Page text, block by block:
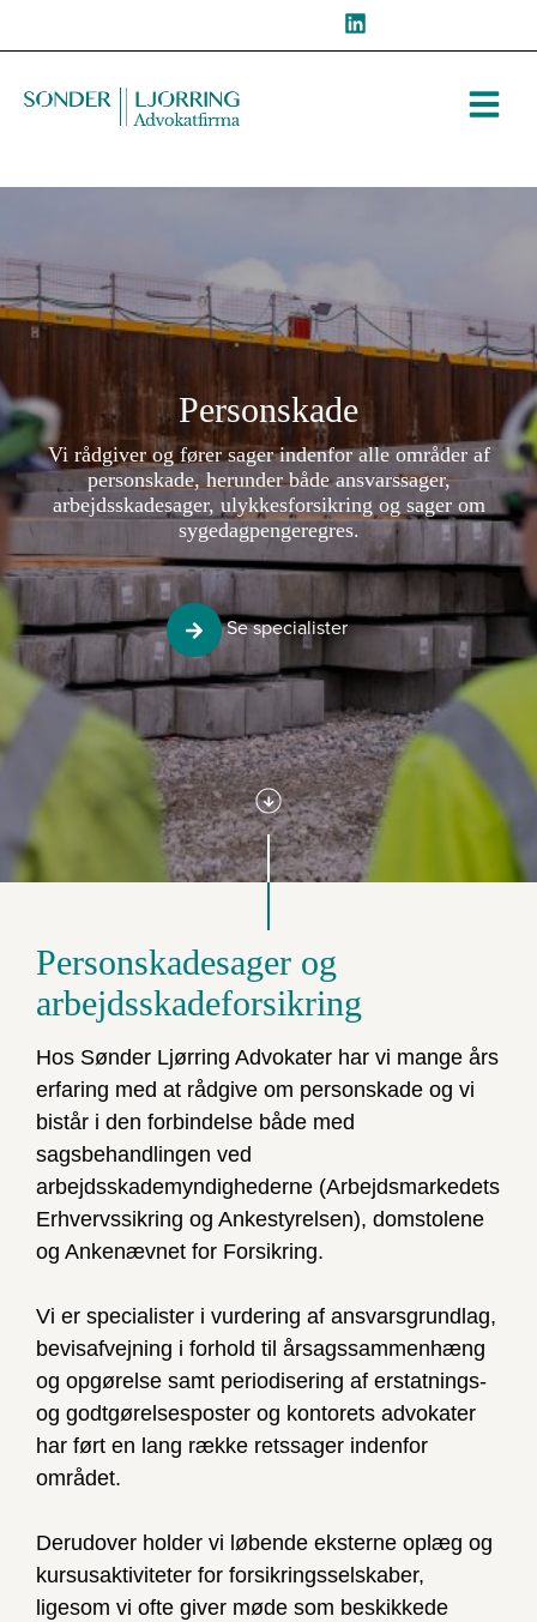
til
Personskade
Vi rådgiver og fører sager indenfor alle områder af
personskade, herunder både ansvarssager,
arbejdsskadesager, ulykkesforsikring og sager om
sygedagpengeregres.
Se specialister
Personskadesager og
arbejdsskadeforsikring
Hos Sønder Ljørring Advokater har vi mange års
erfaring med at rådgive om personskade og vi
bistår i den forbindelse både med
sagsbehandlingen ved
arbejdsskademyndighederne (Arbejdsmarkedets
Erhvervssikring og Ankestyrelsen), domstolene
og Ankenævnet for Forsikring.
Vi er specialister i vurdering af ansvarsgrundlag,
bevisafvejning i forhold til årsagssammenhæng
og opgørelse samt periodisering af erstatnings-
og godtgørelsesposter og kontorets advokater
har ført en lang række retssager indenfor
området.
Derudover holder vi løbende eksterne oplæg og
kursusaktiviteter for forsikringsselskaber,
ligesom vi ofte giver møde som beskikkede